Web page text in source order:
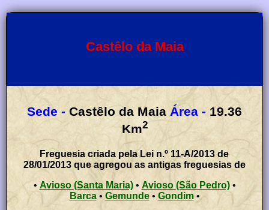
Castêlo da Maia
Sede - Castêlo da Maia Área - 19.36
Km2
Freguesia criada pela Lei n.º 11-A/2013 de
28/01/2013 que agregou as antigas freguesias de
•
Avioso (Santa Maria)• Avioso (São Pedro)•
Barca• Gemunde• Gondim•